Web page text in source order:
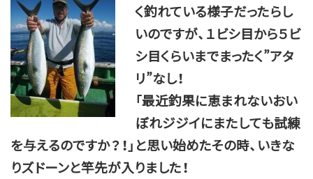
く釣れている様子だったらし
いのですが、１ビシ目から５ビ
シ目くらいまでまったく”アタ
リ”なし！
「最近釣果に恵まれないおい
ぼれジジイにまたしても試練
を与えるのですか？！」と思い始めたその時、いきな
りズドーンと竿先が入りました！